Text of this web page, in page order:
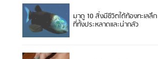
มาดู 10 สิ่งมีชีวิตใต้ท้องทะเลลึก
ที่ทั้งประหลาดและน่ากลัว